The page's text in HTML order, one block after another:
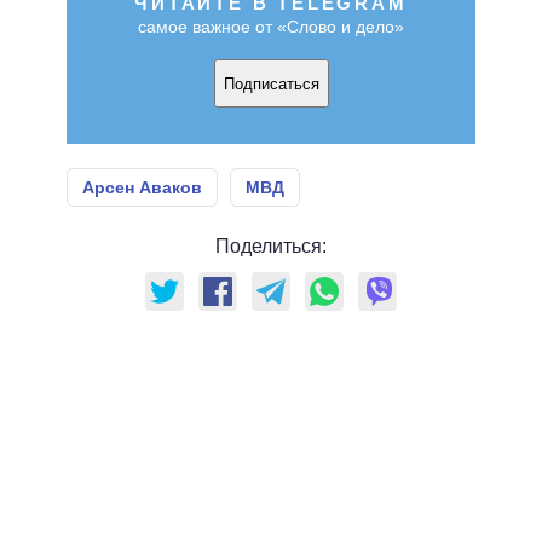
самое важное от «Слово и дело»
Подписаться
Арсен Аваков МВД
Поделиться: